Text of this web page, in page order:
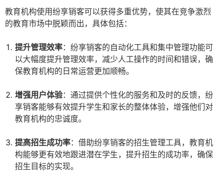
教育机构使用纷享销客可以获得多重优势，使其在竞争激烈
的教育市场中脱颖而出，具体包括：
提升管理效率：纷享销客的自动化工具和集中管理功能可
以大幅度提升管理效率，减少人工操作的时间和错误，确
保教育机构的日常运营更加顺畅。
增强用户体验：通过提供个性化的服务和及时的反馈，纷
享销客能够有效提升学生和家长的整体体验，增强他们对
教育机构的忠诚度。
提高招生成功率：借助纷享销客的招生管理工具，教育机
构能够更有效地跟进潜在学生，提升招生的成功率，确保
招生目标的实现。